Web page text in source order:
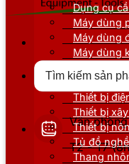
Văn
T2 - T7
Dụng cụ
Máy dùng
Máy dùng
Máy dùng
Thiết bị
Thiết bị
Thiết bị
Thiết bị
Tủ đồ nghề
Thang